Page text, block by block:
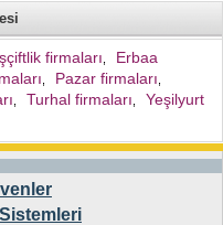
firmaları
Erbaa
Pazar firmaları
Turhal firmaları
Yeşilyurt